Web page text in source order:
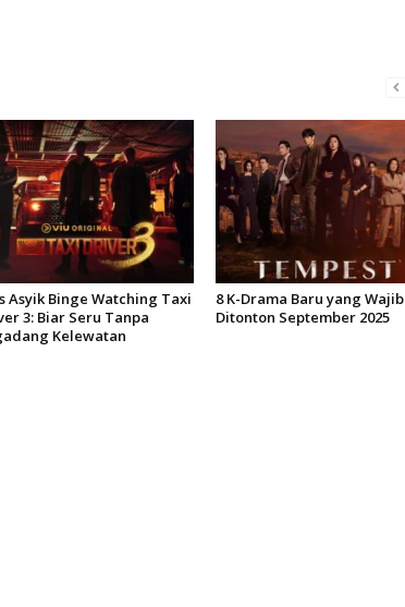
Asyik Binge Watching Taxi
3: Biar Seru Tanpa
Kelewatan
8 K-Drama Baru yang Wajib
Ditonton September 2025